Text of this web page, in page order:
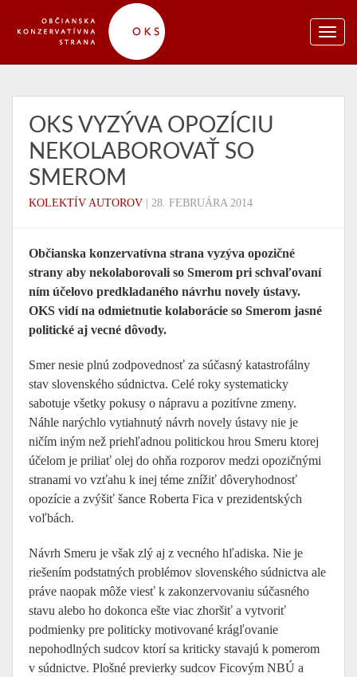
OKS VYZÝVA OPOZÍCIU
NEKOLABOROVAŤ SO
SMEROM
KOLEKTÍV AUTOROV 28. FEBRUÁRA 2014
Občianska konzervatívna strana vyzýva opozičné
strany aby nekolaborovali so Smerom pri schvaľovaní
ním účelovo predkladaného návrhu novely ústavy.
OKS vidí na odmietnutie kolaborácie so Smerom jasné
politické aj vecné dôvody.
Smer nesie plnú zodpovednosť za súčasný katastrofálny
stav slovenského súdnictva. Celé roky systematicky
sabotuje všetky pokusy o nápravu a pozitívne zmeny.
Náhle narýchlo vytiahnutý návrh novely ústavy nie je
ničím iným než priehľadnou politickou hrou Smeru ktorej
účelom je priliať olej do ohňa rozporov medzi opozičnými
stranami vo vzťahu k inej téme znížiť dôveryhodnosť
opozície a zvýšiť šance Roberta Fica v prezidentských
voľbách.
Návrh Smeru je však zlý aj z vecného hľadiska. Nie je
riešením podstatných problémov slovenského súdnictva ale
práve naopak môže viesť k zakonzervovaniu súčasného
stavu alebo ho dokonca ešte viac zhoršiť a vytvoriť
podmienky pre politicky motivované krágľovanie
nepohodlných sudcov ktorí sa kriticky stavajú k pomerom
v súdnictve. Plošné previerky sudcov Ficovým NBÚ a